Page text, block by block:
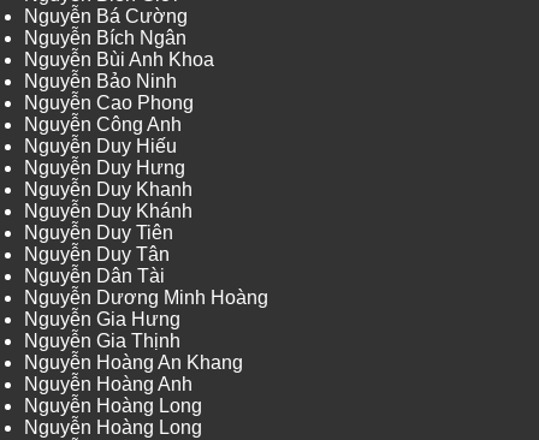
Nguyễn Bá Cường
Nguyễn Bích Ngân
Nguyễn Bùi Anh Khoa
Nguyễn Bảo Ninh
Nguyễn Cao Phong
Nguyễn Công Anh
Nguyễn Duy Hiếu
Nguyễn Duy Hưng
Nguyễn Duy Khanh
Nguyễn Duy Khánh
Nguyễn Duy Tiên
Nguyễn Duy Tân
Nguyễn Dân Tài
Nguyễn Dương Minh Hoàng
Nguyễn Gia Hưng
Nguyễn Gia Thịnh
Nguyễn Hoàng An Khang
Nguyễn Hoàng Anh
Nguyễn Hoàng Long
Nguyễn Hoàng Long